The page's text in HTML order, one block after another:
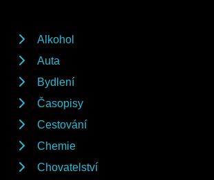
Alkohol
Auta
Bydlení
Časopisy
Cestování
Chemie
Chovatelství